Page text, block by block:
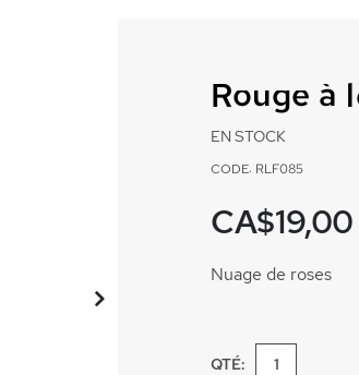
Rouge à
EN STOCK
CODE: RLF085
CA$19,00
Nuage de roses
QTÉ: